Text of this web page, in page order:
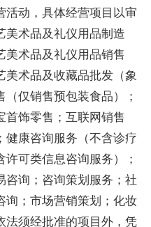
活动，具体经营项目以审
美术品及礼仪用品制造
美术品及礼仪用品销售
美术品及收藏品批发（象
仅销售预包装食品）；
首饰零售；互联网销售
健康咨询服务（不含诊疗
可类信息咨询服务）；
咨询；咨询策划服务；社
询；市场营销策划；化妆
法须经批准的项目外，凭